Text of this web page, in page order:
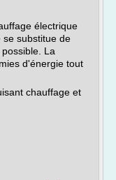
électrique
se substitue de
La
d'énergie tout
chauffage et